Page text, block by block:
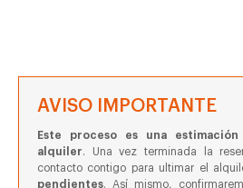
AVISO IMPORTANTE
Este proceso es una
alquiler. Una vez terminada la
contacto contigo para ultimar el
pendientes. Así mismo,